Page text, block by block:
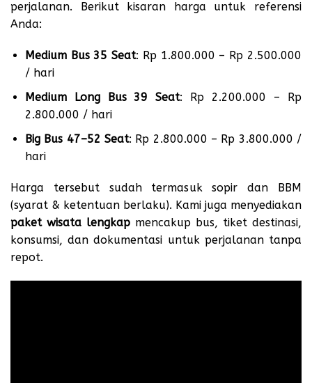
perjalanan. Berikut kisaran harga untuk referensi
Anda:
Medium Bus 35 Seat: Rp 1.800.000 – Rp 2.500.000
/ hari
Medium Long Bus 39 Seat: Rp 2.200.000 – Rp
2.800.000 / hari
Big Bus 47–52 Seat: Rp 2.800.000 – Rp 3.800.000 /
hari
Harga tersebut sudah termasuk sopir dan BBM
(syarat & ketentuan berlaku). Kami juga menyediakan
paket wisata lengkap mencakup bus, tiket destinasi,
konsumsi, dan dokumentasi untuk perjalanan tanpa
repot.